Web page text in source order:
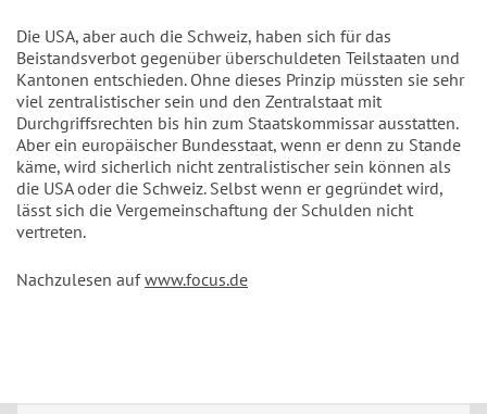
Die USA, aber auch die Schweiz, haben sich für das
Beistandsverbot gegenüber überschuldeten Teilstaaten und
Kantonen entschieden. Ohne dieses Prinzip müssten sie sehr
viel zentralistischer sein und den Zentralstaat mit
Durchgriffsrechten bis hin zum Staatskommissar ausstatten.
Aber ein europäischer Bundesstaat, wenn er denn zu Stande
käme, wird sicherlich nicht zentralistischer sein können als
die USA oder die Schweiz. Selbst wenn er gegründet wird,
lässt sich die Vergemeinschaftung der Schulden nicht
vertreten.
Nachzulesen aufwww.focus.de